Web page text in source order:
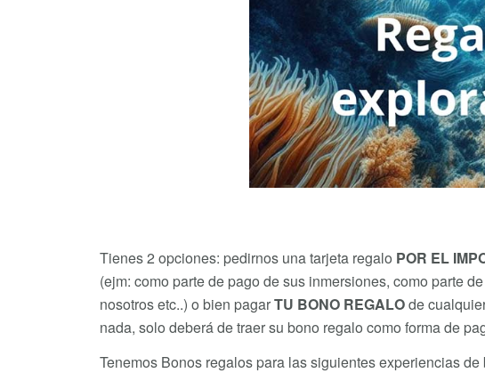
Tienes 2 opciones: pedirnos una tarjeta regalo POR EL
(ejm: como parte de pago de sus inmersiones, como parte
nosotros etc..) o bien pagarTU BONO REGALOde
nada, solo deberá de traer su bono regalo como forma de
Tenemos Bonos regalos para las siguientes experiencias de